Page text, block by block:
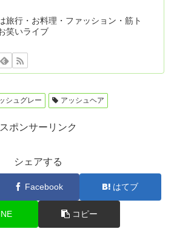
旅行・お料理・ファッション・筋ト
笑いライブ
シュグレー アッシュヘア
スポンサーリンク
シェアする
Facebook はてブ
コピー